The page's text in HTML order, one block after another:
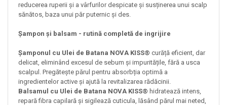
reducerea ruperii și a vârfurilor despicate și susținerea unui scalp
sănătos, baza unui păr puternic și des.
Șampon și balsam - rutină completă de ingrijire
Șamponul cu Ulei de Batana NOVA KISS® curăță eficient, dar
delicat, eliminând excesul de sebum și impuritățile, fără a usca
scalpul. Pregătește părul pentru absorbția optimă a
ingredientelor active și ajută la revitalizarea rădăcinii.
Balsamul cu Ulei de Batana NOVA KISS® hidratează intens,
repară fibra capilară și sigilează cuticula, lăsând părul mai neted,